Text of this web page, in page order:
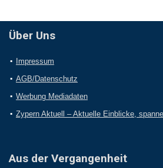
Über Uns
Impressum
AGB/Datenschutz
Werbung Mediadaten
Zypern Aktuell – Aktuelle Einblicke,
Aus der Vergangenheit